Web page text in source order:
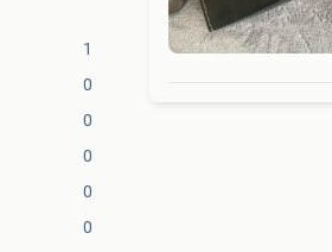
1
0
0
0
0
0